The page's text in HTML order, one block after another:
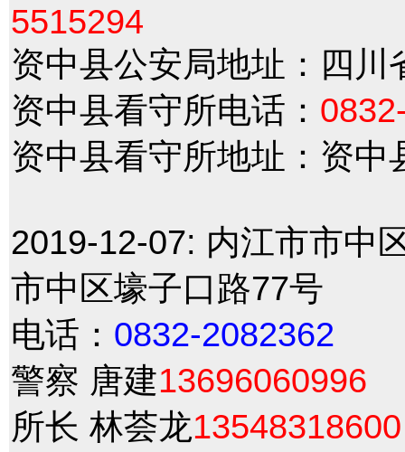
5515294
资中县公安局地址：四
资中县看守所电话：
资中县看守所地址：资中
2019-12-07: 内江市市中
市中区壕子口路77号
电话： 0832-2082362
警察 唐建13696060996
所长 林荟龙13548318600